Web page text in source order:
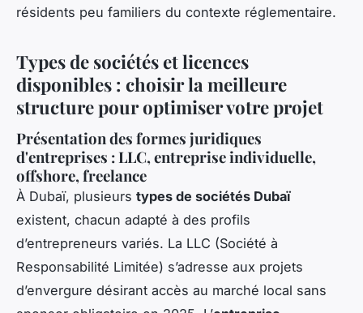
résidents peu familiers du contexte réglementaire.
Types de sociétés et licences
disponibles : choisir la meilleure
structure pour optimiser votre projet
Présentation des formes juridiques
d'entreprises : LLC, entreprise individuelle,
offshore, freelance
À Dubaï, plusieurs types de sociétés Dubaï
existent, chacun adapté à des profils
d’entrepreneurs variés. La LLC (Société à
Responsabilité Limitée) s’adresse aux projets
d’envergure désirant accès au marché local sans